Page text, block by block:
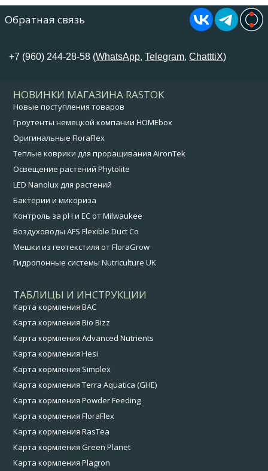
Обратная связь
+7 (960) 244-28-58 (WhatsApp,Telegram,ChatttiX)
НОВИНКИ МАГАЗИНА RASTOK
Новые поступления товаров
Гроутенты немецкой компании HOMEbox
Оригинальные FloraFlex
Теплые коврики для проращивания AironTek
Освещение растений Phytolite
LED Nanolux для растений
Бактерии и микориза
Контроль за pH и EC от Milwaukee
Воздуховоды AFS Flexible Duct Co
Мешки из геотекстиля от FloraGrow
Гидропонные системы Nutriculture UK
ТАБЛИЦЫ И ИНСТРУКЦИИ
Карта кормления BAC
Карта кормления Bio Bizz
Карта кормления Advanced Nutrients
Карта кормления Hesi
Карта кормления Simplex
Карта кормления Terra Aquatica (GHE)
Карта кормления Powder Feeding
Карта кормления FloraFlex
Карта кормления RasTea
Карта кормления Green Planet
Карта кормления Plagron